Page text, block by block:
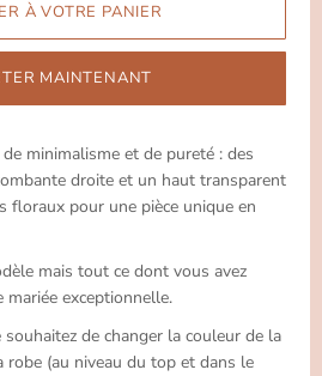
MAINTENANT
minimalisme et de pureté : des
droite et un haut transparent
floraux pour une pièce unique en
mais tout ce dont vous avez
exceptionnelle.
de changer la couleur de la
robe (au niveau du top et dans le